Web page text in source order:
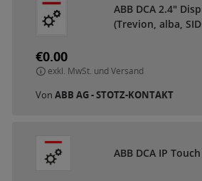
ABB DCA 2.4" Disp
(Trevion alba SID
€0.00
exkl. MwSt. und Versand
Von ABB AG - STOTZ-KONTAKT
ABB DCA IP Touch